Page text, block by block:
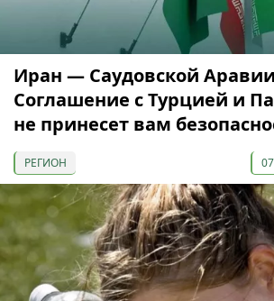
Иран — Саудовской
Соглашение с Турцией и
не принесет вам
РЕГИОН